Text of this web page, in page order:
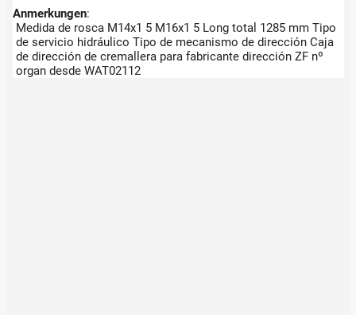
Anmerkungen:
Medida de rosca M14x1 5 M16x1 5 Long total 1285 mm Tipo
de servicio hidráulico Tipo de mecanismo de dirección Caja
de dirección de cremallera para fabricante dirección ZF nº
organ desde WAT02112